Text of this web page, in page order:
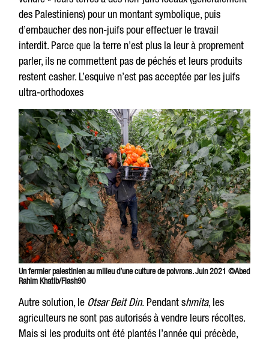
des Palestiniens) pour un montant symbolique, puis
d’embaucher des non-juifs pour effectuer le travail
interdit. Parce que la terre n’est plus la leur à proprement
parler, ils ne commettent pas de péchés et leurs produits
restent casher. L’esquive n’est pas acceptée par les juifs
ultra-orthodoxes
Un fermier palestinien au milieu d’une culture de poivrons. Juin 2021 ©Abed
Rahim Khatib/Flash90
Autre solution, le Otsar Beit Din. Pendant shmita, les
agriculteurs ne sont pas autorisés à vendre leurs récoltes.
Mais si les produits ont été plantés l’année qui précède,